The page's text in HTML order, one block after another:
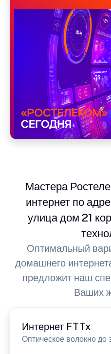
Мастера
интернет по
улица дом 21
Оптимальный
домашнего
предложит наш
Ваших
Интернет FTTx
Оптическое волокно до